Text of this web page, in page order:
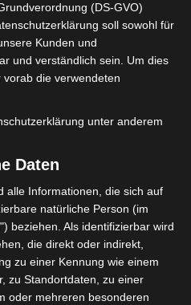
zum Einsatz.
Runde Spiele
Knallbonbons
for One“ geguckt,
halt, dieses Jahr
goldig …
(DS-GVO)
soll sowohl für
Kunden und
und verständlich sein. Um dies
die verwendeten
unter anderem
Daten
alle Informationen, die sich auf
natürliche Person (im
beziehen. Als identifizierbar wird
die direkt oder indirekt,
zu einer Kennung wie einem
zu Standortdaten, zu einer
oder mehreren besonderen